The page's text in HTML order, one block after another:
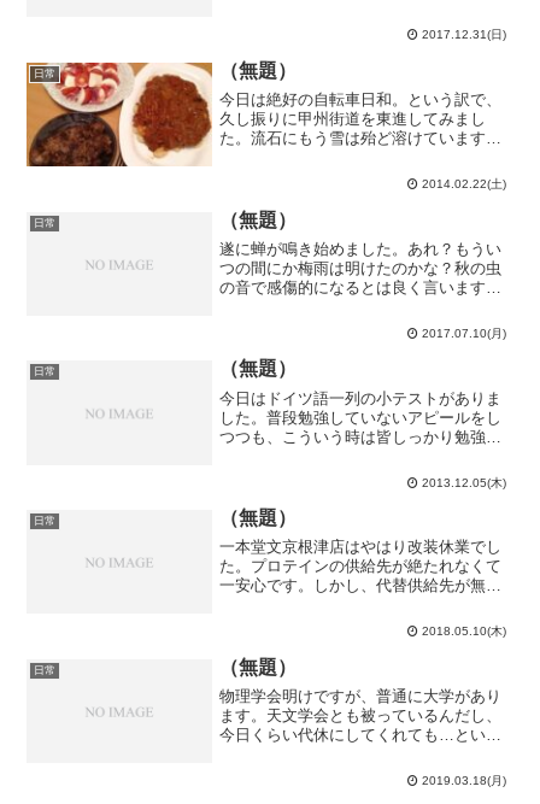
わったな…という訳で、今日は大晦日。
平成29年も今日で終わりです。今年はい
つにも増して色々ありま...
2017.12.31(日)
日常 （無題）
今日は絶好の自転車日和。という訳で、
久し振りに甲州街道を東進してみまし
た。流石にもう雪は殆ど溶けています
てみました。輪行とかしてみたいなーと
思っているので。ロードバイクか…自転
車部の体験入部でほんの少し乗...
2014.02.22(土)
日常 （無題）
遂に蝉が鳴き始めました。あれ？もうい
つの間にか梅雨は明けたのかな？秋の虫
の音で感傷的になるとは良く言います
ます。あと、蚊取り線香の匂いとか。こ
う、胸が締め付けられるような感覚を覚
えて、そして東京を離れたく...
2017.07.10(月)
日常 （無題）
今日はドイツ語一列の小テストがありま
した。普段勉強していないアピールをし
つつも、こういう時は皆しっかり勉強し
か、何と言うか…問題文は若干分かり難
くかったですが、問題自体はそこまで難
しくなかったように思います...
2013.12.05(木)
日常 （無題）
一本堂文京根津店はやはり改装休業でし
た。プロテインの供給先が絶たれなくて
一安心です。しかし、代替供給先が無い
下にあるマルエツ金町店で税込106円のプ
ロテイン牛乳を見付けてしまったので、
今後はそちらに移行し...
2018.05.10(木)
日常 （無題）
物理学会明けですが、普通に大学があり
ます。天文学会とも被っているんだし、
今日くらい代休にしてくれても…という
を逃すと来年度までまともに顔を出せな
いので、眠い目を擦りながら大学へ。物
2019.03.18(月)